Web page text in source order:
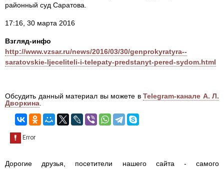
районный суд Саратова.
17:16, 30 марта 2016
Взгляд-инфо
http://www.vzsar.ru/news/2016/03/30/genprokyratyra--
saratovskie-ljeceliteli-i-telepaty-predstanyt-pered-sydom.html
Обсудить данный материал вы можете в Telegram-канале А. Л.
Дворкина
Дорогие друзья, посетители нашего сайта - самого